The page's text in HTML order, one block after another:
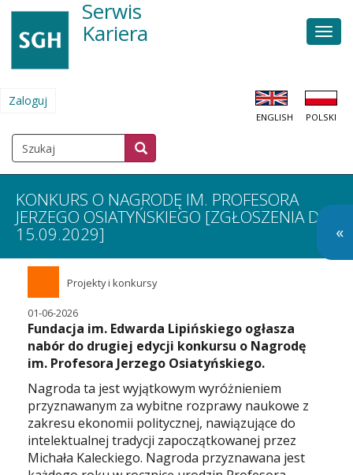
Przejdź
treści
Serwis
Kariera
MENU
UŻYTKOWNIKA
Zaloguj
ENGLISH POLSKI
SZUKAJ
Szukaj Szukaj
«
KONKURS O NAGRODĘ IM. PROFESORA
JERZEGO OSIATYŃSKIEGO [ZGŁOSZENIA DO
15.09.2029]
Projekty i konkursy
01-06-2026
Fundacja im. Edwarda Lipińskiego ogłasza
nabór do drugiej edycji konkursu o Nagrodę
im. Profesora Jerzego Osiatyńskiego.
Nagroda ta jest wyjątkowym wyróżnieniem
przyznawanym za wybitne rozprawy naukowe z
zakresu ekonomii politycznej, nawiązujące do
intelektualnej tradycji zapoczątkowanej przez
Michała Kaleckiego. Nagroda przyznawana jest